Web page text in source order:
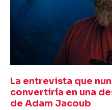
coral,
nuevo
La entrevista que
convertiría en una
de Adam Jacoub